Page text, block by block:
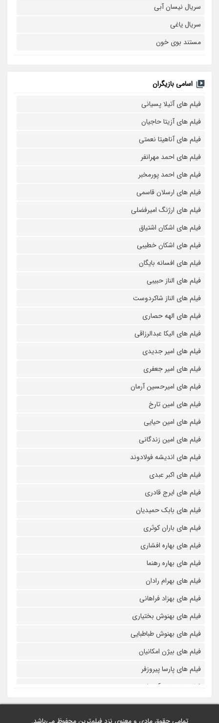
سریال نیسان آبی
سریال یاغی
مستند بوی خون
اسامی بازیگران
فیلم های آتیلا پسیانی
فیلم های آزیتا حاجیان
فیلم های آناهیتا نعمتی
فیلم های احمد مهرانفر
فیلم های احمد پورمخبر
فیلم های ارسلان قاسمی
فیلم های ارژنگ امیرفضلی
فیلم های اشکان اشتیاق
فیلم های اشکان خطیبی
فیلم های افسانه بایگان
فیلم های الناز حبیبی
فیلم های الناز شاکردوست
فیلم های الهه حصاری
فیلم های الیکا عبدالرزاقی
فیلم های امیر جدیدی
فیلم های امیر جعفری
فیلم های امیرحسین آرمان
فیلم های امین تارخ
فیلم های امین حیایی
فیلم های امین زندگانی
فیلم های اندیشه فولادوند
فیلم های اکبر عبدی
فیلم های ایرج قادری
فیلم های بابک حمیدیان
فیلم های باران کوثری
فیلم های بهاره افشاری
فیلم های بهاره رهنما
فیلم های بهرام رادان
فیلم های بهزاد فراهانی
فیلم های بهنوش بختیاری
فیلم های بهنوش طباطبایی
فیلم های بیژن امکانیان
فیلم های پارسا پیروزفر
فیلم های پانته آ بهرام
فیلم های پولاد کیمیایی